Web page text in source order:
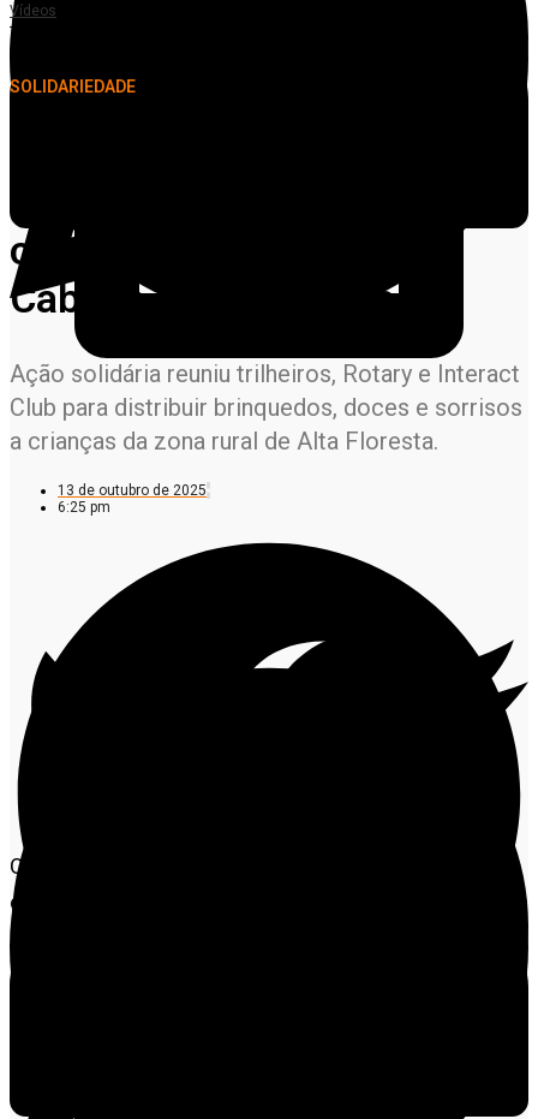
Vídeos
Trilheiros e Rotary levam alegria às crianças da comunidade Pista do Cabeça
SOLIDARIEDADE
alegria às crianças da
comunidade Pista do
Cabeça em Alta Floresta
Ação solidária reuniu trilheiros, Rotary e Interact
Club para distribuir brinquedos, doces e sorrisos
a crianças da zona rural de Alta Floresta.
13 de outubro de 2025
6:25 pm
O Dia das Crianças foi marcado por solidariedade e
emoção na comunidade Pista do Cabeça, zona rural de
Alta Floresta. Um grupo de motociclistas, conhecido
como Trilheiros da Floresta, se uniu ao Rotary Club Alta